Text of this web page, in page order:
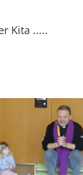
Kita .....